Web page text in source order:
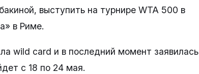
выступить на турнире WTA 500 в
в Риме.
wild card и в последний момент заявилась
с 18 по 24 мая.